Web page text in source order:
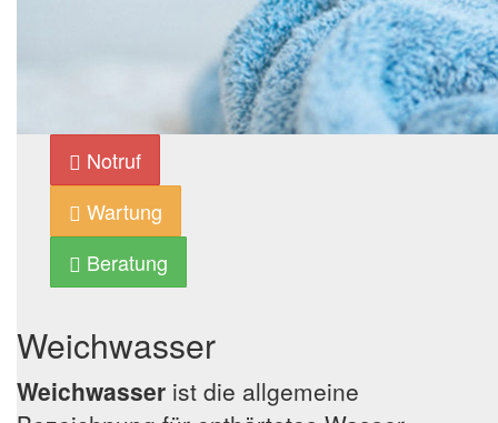
Notruf
Wartung
Beratung
Weichwasser
Weichwasser ist die allgemeine